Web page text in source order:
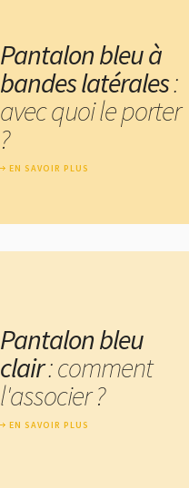
Pantalon bleu à
bandes latérales:
avec quoi le porter
?
EN SAVOIR PLUS
Pantalon bleu
clair: comment
l'associer ?
EN SAVOIR PLUS